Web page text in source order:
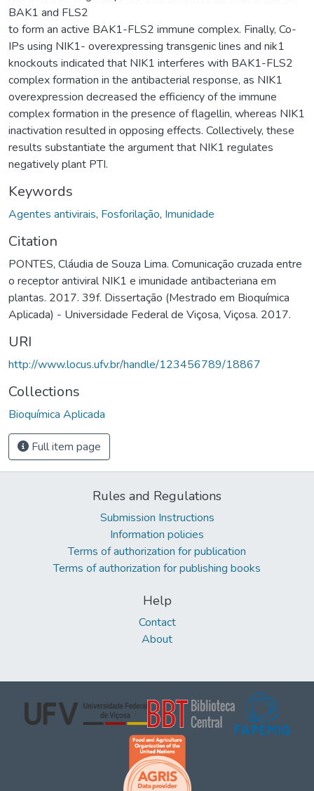
BAK1 and FLS2
to form an active BAK1-FLS2 immune complex. Finally, Co-
IPs using NIK1- overexpressing transgenic lines and nik1
knockouts indicated that NIK1 interferes with BAK1-FLS2
complex formation in the antibacterial response, as NIK1
overexpression decreased the efficiency of the immune
complex formation in the presence of flagellin, whereas NIK1
inactivation resulted in opposing effects. Collectively, these
results substantiate the argument that NIK1 regulates
negatively plant PTI.
Keywords
Agentes antivirais, Fosforilação, Imunidade
Citation
PONTES, Cláudia de Souza Lima. Comunicação cruzada entre
o receptor antiviral NIK1 e imunidade antibacteriana em
plantas. 2017. 39f. Dissertação (Mestrado em Bioquímica
Aplicada) - Universidade Federal de Viçosa, Viçosa. 2017.
URI
http://www.locus.ufv.br/handle/123456789/18867
Collections
Bioquímica Aplicada
Full item page
Rules and Regulations
Submission Instructions
Information policies
Terms of authorization for publication
Terms of authorization for publishing books
Help
Contact
About